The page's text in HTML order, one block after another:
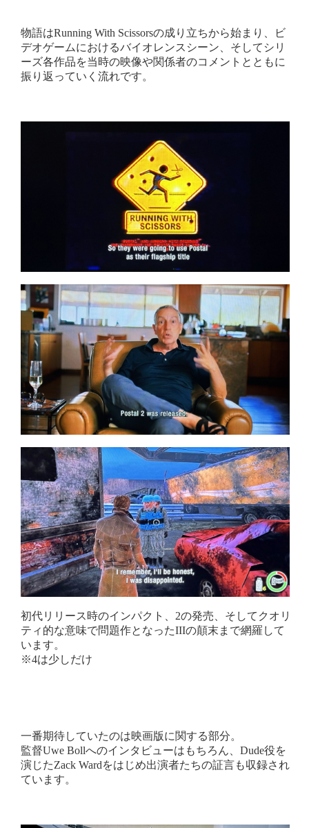
物語はRunning With Scissorsの成り立ちから始まり、ビ
デオゲームにおけるバイオレンスシーン、そしてシリ
ーズ各作品を当時の映像や関係者のコメントとともに
振り返っていく流れです。
初代リリース時のインパクト、2の発売、そしてクオリ
ティ的な意味で問題作となったIIIの顛末まで網羅して
います。
※4は少しだけ
一番期待していたのは映画版に関する部分。
監督Uwe Bollへのインタビューはもちろん、Dude役を
演じたZack Wardをはじめ出演者たちの証言も収録され
ています。